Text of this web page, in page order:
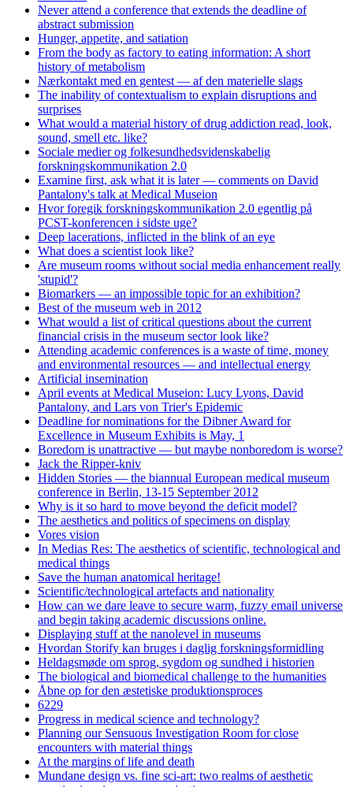
Never attend a conference that extends the deadline of
abstract submission
Hunger, appetite, and satiation
From the body as factory to eating information: A short
history of metabolism
Nærkontakt med en gentest — af den materielle slags
The inability of contextualism to explain disruptions and
surprises
What would a material history of drug addiction read, look,
sound, smell etc. like?
Sociale medier og folkesundhedsvidenskabelig
forskningskommunikation 2.0
Examine first, ask what it is later — comments on David
Pantalony's talk at Medical Museion
Hvor foregik forskningskommunikation 2.0 egentlig på
PCST-konferencen i sidste uge?
Deep lacerations, inflicted in the blink of an eye
What does a scientist look like?
Are museum rooms without social media enhancement really
'stupid'?
Biomarkers — an impossible topic for an exhibition?
Best of the museum web in 2012
What would a list of critical questions about the current
financial crisis in the museum sector look like?
Attending academic conferences is a waste of time, money
and environmental resources — and intellectual energy
Artificial insemination
April events at Medical Museion: Lucy Lyons, David
Pantalony, and Lars von Trier's Epidemic
Deadline for nominations for the Dibner Award for
Excellence in Museum Exhibits is May, 1
Boredom is unattractive — but maybe nonboredom is worse?
Jack the Ripper-kniv
Hidden Stories — the biannual European medical museum
conference in Berlin, 13-15 September 2012
Why is it so hard to move beyond the deficit model?
The aesthetics and politics of specimens on display
Vores vision
In Medias Res: The aesthetics of scientific, technological and
medical things
Save the human anatomical heritage!
Scientific/technological artefacts and nationality
How can we dare leave to secure warm, fuzzy email universe
and begin taking academic discussions online.
Displaying stuff at the nanolevel in museums
Hvordan Storify kan bruges i daglig forskningsformidling
Heldagsmøde om sprog, sygdom og sundhed i historien
The biological and biomedical challenge to the humanities
Åbne op for den æstetiske produktionsproces
6229
Progress in medical science and technology?
Planning our Sensuous Investigation Room for close
encounters with material things
At the margins of life and death
Mundane design vs. fine sci-art: two realms of aesthetic